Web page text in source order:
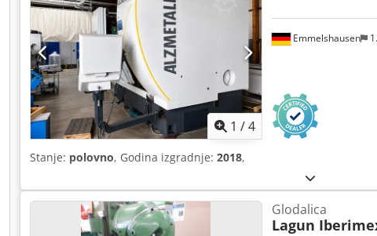
1 /4
Emmelshausen
Stanje: polovno, Godina izgradnje: 2018,
Glodalica
Lagun